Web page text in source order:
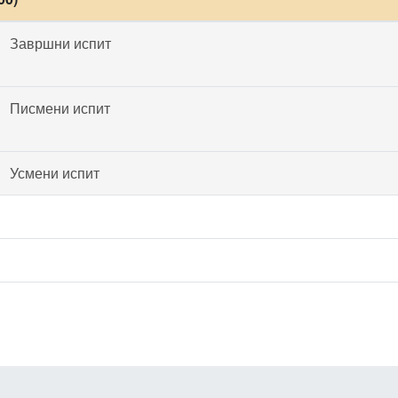
Завршни испит
Писмени испит
Усмени испит